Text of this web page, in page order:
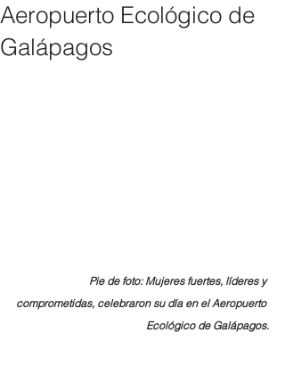
Aeropuerto Ecológico de
Galápagos
Pie de foto: Mujeres fuertes, líderes y
comprometidas, celebraron su día en el Aeropuerto
Ecológico de Galápagos.